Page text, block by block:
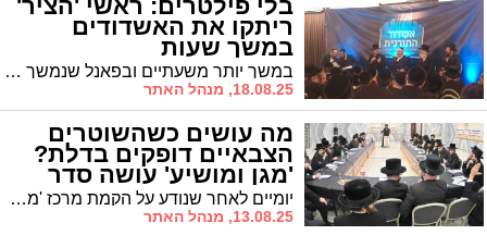
בלי פילטרים: ראשי 'הציר'
ריתקו את האשדודים
במשך שעות
במשך יותר משעתיים ובפאנל שנמשך אל תוך הלילה סיפרו ראשי 'הציר' את הנסיבות שהביאו להקמתו של 'הציר' שינה את המפה הפוליטית החרדית. "בזכות פעילות 'הציר' נמנעו צעדים שיכלו לפגוע בציבור החרדי כולו" * ומדוע, אכן, לא חוקק חוק גיוס?
18.08.25, מנהל האתר
מה עושים כשהשוטרים
הצבאיים דופקים בדלת?
'מגן ומושיע' עושה סדר
יומיים לאחר שנודע על הקמת מרכז 'מגן ומושיע' להתמודדות עם חוק הגיוס בראשו עומד ר' ישראל פרוש, והמרכז מנפק דף מידע עם הוראות ברורות כיצד יש לפעול - דבר שעד כה לא עמד לרשות ההורים והבחורים
13.08.25, מנהל האתר